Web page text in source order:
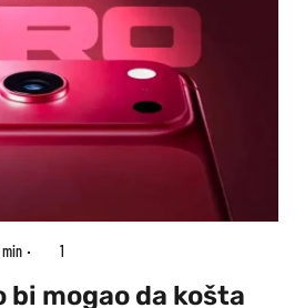
1
bi mogao da košta